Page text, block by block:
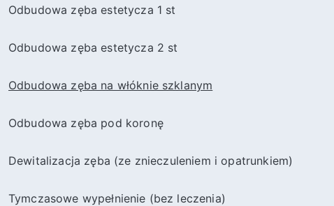
Odbudowa zęba estetycza 1 st
Odbudowa zęba estetycza 2 st
Odbudowa zęba na włóknie szklanym
Odbudowa zęba pod koronę
Dewitalizacja zęba (ze znieczuleniem i opatrunkiem)
Tymczasowe wypełnienie (bez leczenia)